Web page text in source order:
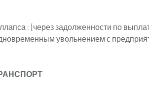
: [через задолженности по
увольнением с